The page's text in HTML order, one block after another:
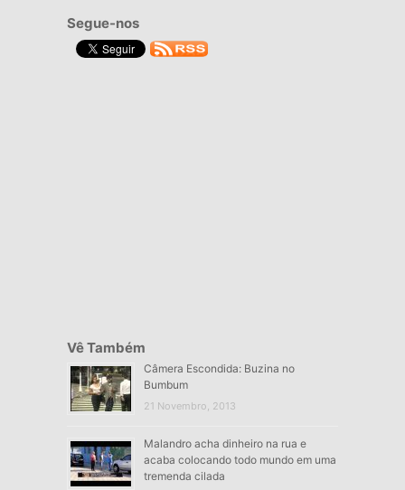
Segue-nos
Vê Também
Câmera Escondida: Buzina no
Bumbum
21 Novembro, 2013
Malandro acha dinheiro na rua e
acaba colocando todo mundo em uma
tremenda cilada